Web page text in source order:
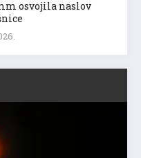
osvojila naslov